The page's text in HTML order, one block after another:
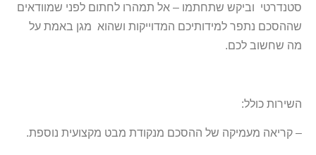
סטנדרטי וביקש שתחתמו – אל תמהרו לחתום לפני שמוודאים
שההסכם נתפר למידותיכם המדוייקות ושהוא מגן באמת על
מה שחשוב לכם.
השירות כולל:
– קריאה מעמיקה של ההסכם מנקודת מבט מקצועית נוספת.